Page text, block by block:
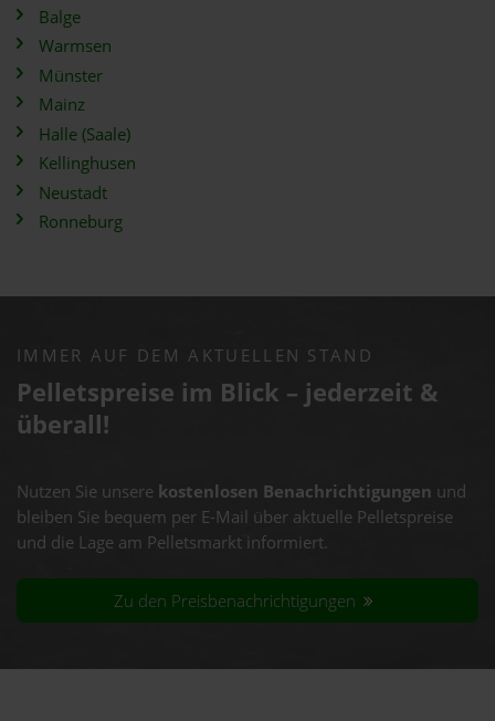
Balge
Warmsen
Münster
Mainz
Halle (Saale)
Kellinghusen
Neustadt
Ronneburg
IMMER AUF DEM AKTUELLEN STAND
Pelletspreise im Blick – jederzeit &
überall!
Nutzen Sie unsere kostenlosen Benachrichtigungen und
bleiben Sie bequem per E-Mail über aktuelle Pelletspreise
und die Lage am Pelletsmarkt informiert.
Zu den Preisbenachrichtigungen